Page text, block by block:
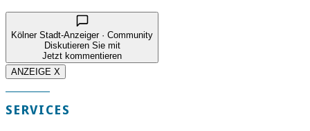
Kölner Stadt-Anzeiger · Community
Diskutieren Sie mit
Jetzt kommentieren
ANZEIGE X
SERVICES